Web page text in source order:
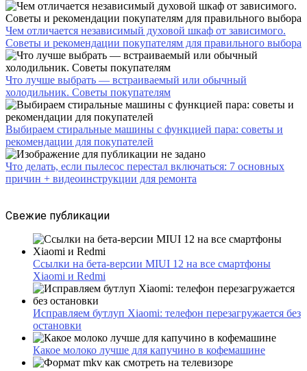
Чем отличается независимый духовой шкаф от зависимого.
Советы и рекомендации покупателям для правильного выбора
Что лучше выбрать — встраиваемый или обычный
холодильник. Советы покупателям
Выбираем стиральные машины с функцией пара: советы и
рекомендации для покупателей
Что делать, если пылесос перестал включаться: 7 основных
причин + видеоинструкции для ремонта
Свежие публикации
Ссылки на бета-версии MIUI 12 на все смартфоны
Xiaomi и Redmi
Исправляем бутлуп Xiaomi: телефон перезагружается без
остановки
Какое молоко лучше для капучино в кофемашине